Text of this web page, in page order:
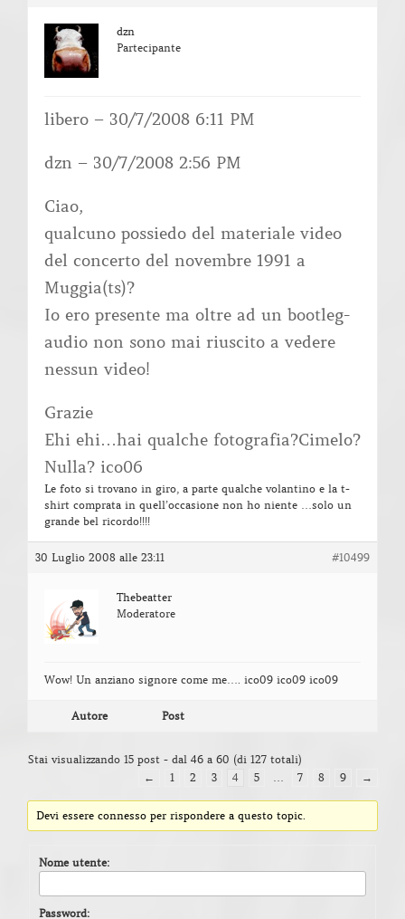
dzn
Partecipante
libero – 30/7/2008 6:11 PM
dzn – 30/7/2008 2:56 PM
Ciao,
qualcuno possiedo del materiale video
del concerto del novembre 1991 a
Muggia(ts)?
Io ero presente ma oltre ad un bootleg-
audio non sono mai riuscito a vedere
nessun video!
Grazie
Ehi ehi…hai qualche fotografia?Cimelo?
Nulla? ico06
Le foto si trovano in giro, a parte qualche volantino e la t-
shirt comprata in quell’occasione non ho niente …solo un
grande bel ricordo!!!!
30 Luglio 2008 alle 23:11 #10499
Thebeatter
Moderatore
Wow! Un anziano signore come me…. ico09 ico09 ico09
Autore Post
Stai visualizzando 15 post - dal 46 a 60 (di 127 totali)
←
1 2 3 4 5 … 7 8 9 →
Devi essere connesso per rispondere a questo topic.
Nome utente:
Password: